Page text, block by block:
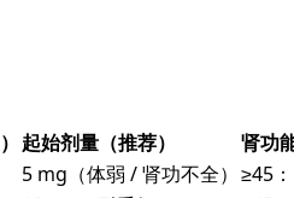
起始剂量（推荐）
肾功
5 mg（体弱 / 肾功不全） ≥45